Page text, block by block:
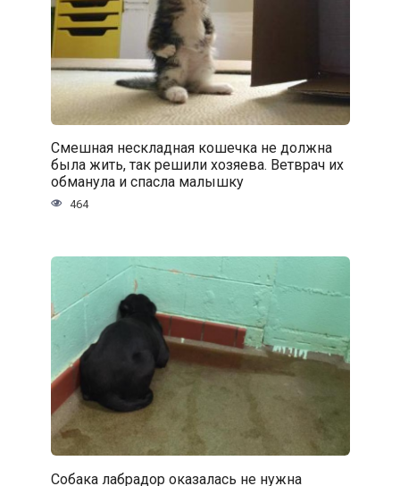
Смешная нескладная кошечка не должна
была жить, так решили хозяева. Ветврач их
обманула и спасла малышку
464
Собака лабрадор оказалась не нужна